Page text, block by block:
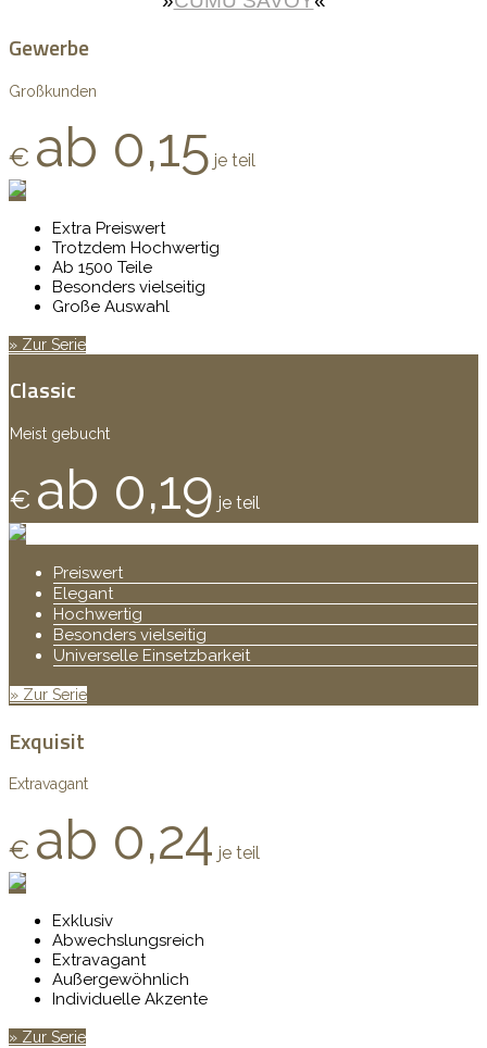
Gewerbe
Großkunden
€ ab 0,15 je teil
Extra Preiswert
Trotzdem Hochwertig
Ab 1500 Teile
Besonders vielseitig
Große Auswahl
» Zur Serie
Classic
Meist gebucht
€ ab 0,19 je teil
Preiswert
Elegant
Hochwertig
Besonders vielseitig
Universelle Einsetzbarkeit
» Zur Serie
Exquisit
Extravagant
€ ab 0,24 je teil
Exklusiv
Abwechslungsreich
Extravagant
Außergewöhnlich
Individuelle Akzente
» Zur Serie